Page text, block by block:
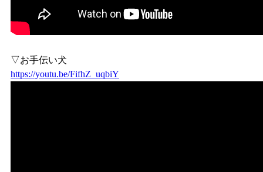
▽お手伝い犬
https://youtu.be/FifhZ_uqbiY